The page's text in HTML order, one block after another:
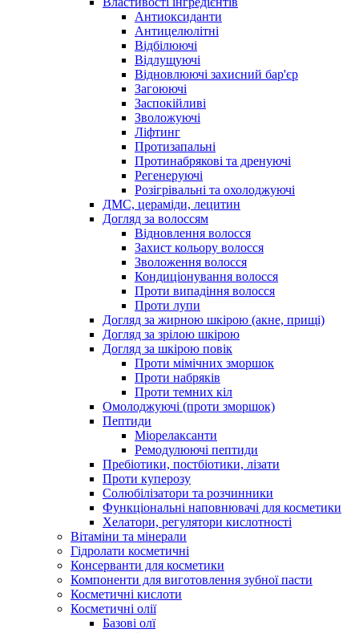
Антиоксиданти
Антицелюлітні
Відбілюючі
Відлущуючі
Відновлюючі захисний бар'єр
Загоюючі
Заспокійливі
Зволожуючі
Ліфтинг
Протизапальні
Протинабрякові та дренуючі
Регенеруючі
Розігрівальні та охолоджуючі
ДМС, цераміди, лецитин
Догляд за волоссям
Відновлення волосся
Захист кольору волосся
Зволоження волосся
Кондиціонування волосся
Проти випадіння волосся
Проти лупи
Догляд за жирною шкірою (акне, прищі)
Догляд за зрілою шкірою
Догляд за шкірою повік
Проти мімічних зморшок
Проти набряків
Проти темних кіл
Омолоджуючі (проти зморшок)
Пептиди
Міорелаксанти
Ремодулюючі пептиди
Пребіотики, постбіотики, лізати
Проти куперозу
Солюбілізатори та розчинники
Функціональні наповнювачі для косметики
Хелатори, регулятори кислотності
Вітаміни та мінерали
Гідролати косметичні
Консерванти для косметики
Компоненти для виготовлення зубної пасти
Косметичні кислоти
Косметичні олії
Базові олї